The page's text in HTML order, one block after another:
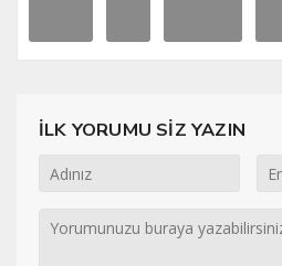
İLK YORUMU SİZ YAZIN